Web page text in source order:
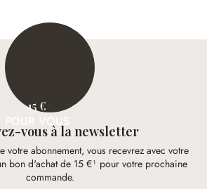
15 €
POUR VOUS
vous à la newsletter
votre abonnement, vous recevrez avec votre
bon d'achat de 15 €¹ pour votre prochaine
commande.